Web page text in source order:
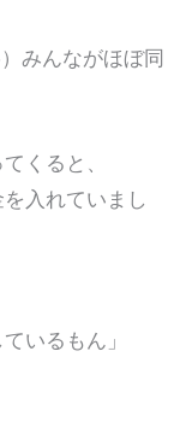
みんながほぼ同
くると、
入れていまし
るもん」